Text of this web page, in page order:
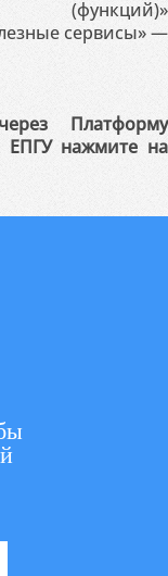
(функций)»
сервисы» —
Платформу
ЕПГУ нажмите на